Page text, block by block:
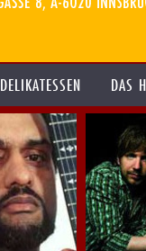
DELIKATESSEN DAS